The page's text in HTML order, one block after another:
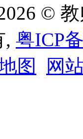
©
, 粤ICP
图 网